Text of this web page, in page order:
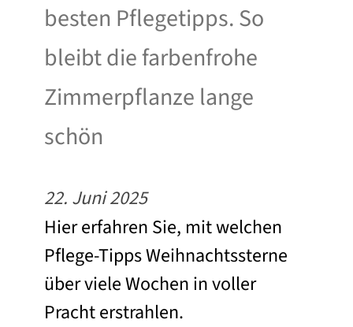
besten Pflegetipps. So
bleibt die farbenfrohe
Zimmerpflanze lange
schön
22. Juni 2025
Hier erfahren Sie, mit welchen
Pflege-Tipps Weihnachtssterne
über viele Wochen in voller
Pracht erstrahlen.